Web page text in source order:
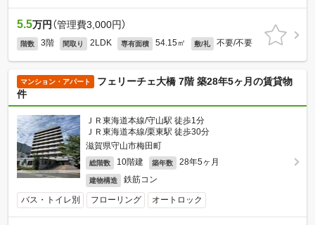
5.5万円 （管理費3,000円）
階数 3階 間取り 2LDK 専有面積 54.15㎡ 敷/礼 不要/不要
マンション・アパート
フェリーチェ大橋 7階 築28年5ヶ月の賃貸物
件
ＪＲ東海道本線/守山駅 徒歩1分
ＪＲ東海道本線/栗東駅 徒歩30分
滋賀県守山市梅田町
総階数 10階建 築年数 28年5ヶ月
建物構造 鉄筋コン
バス・トイレ別 フローリング オートロック